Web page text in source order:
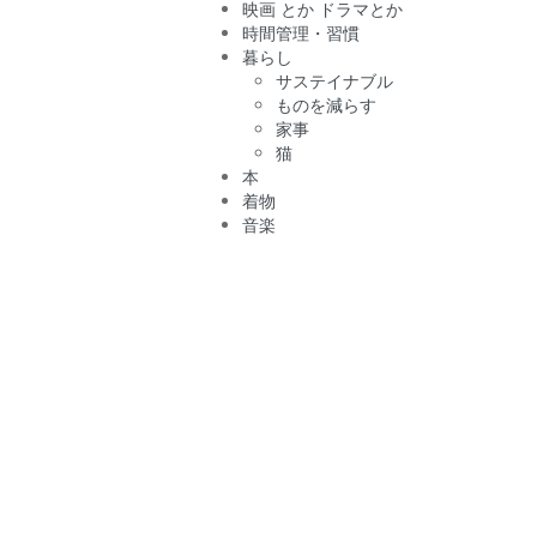
映画 とか ドラマとか
時間管理・習慣
暮らし
サステイナブル
ものを減らす
家事
猫
本
着物
音楽